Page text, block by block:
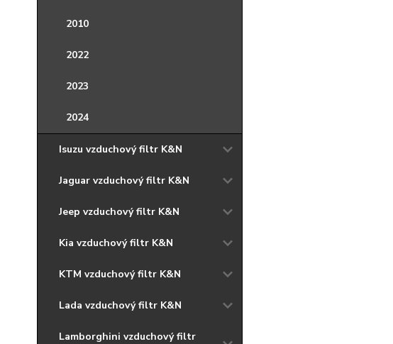
2010
2022
2023
2024
Isuzu vzduchový filtr K&N
Jaguar vzduchový filtr K&N
Jeep vzduchový filtr K&N
Kia vzduchový filtr K&N
KTM vzduchový filtr K&N
Lada vzduchový filtr K&N
Lamborghini vzduchový filtr